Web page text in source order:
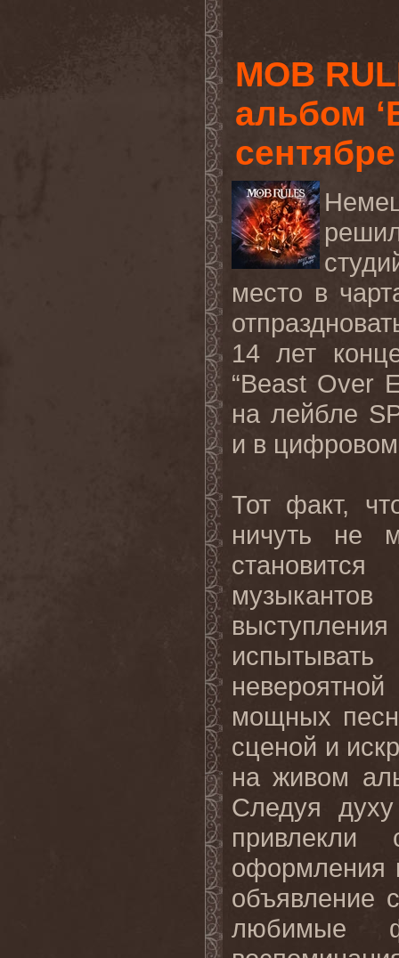
MOB
альбом
сентябре
место в
14 лет
“Beast Over
на лейбле
и в
Тот факт,
ничуть
не
становится
музыкантов
выступления
испытывать
мощных
сценой и
на живом
Следуя
привлекли
оформления
объявление
любимые